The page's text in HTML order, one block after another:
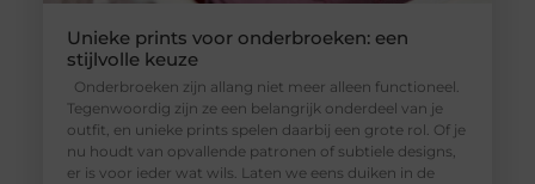
Unieke prints voor onderbroeken: een
stijlvolle keuze
Onderbroeken zijn allang niet meer alleen functioneel.
Tegenwoordig zijn ze een belangrijk onderdeel van je
outfit, en unieke prints spelen daarbij een grote rol. Of je
nu houdt van opvallende patronen of subtiele designs,
er is voor ieder wat wils. Laten we eens duiken in de